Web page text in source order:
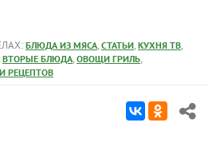
БЛЮДА ИЗ МЯСА, СТАТЬИ, КУХНЯ ТВ,
ВТОРЫЕ БЛЮДА, ОВОЩИ ГРИЛЬ,
РЕЦЕПТОВ